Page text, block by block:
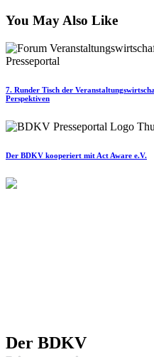
You May Also Like
7. Runder Tisch der
Perspektiven
Der BDKV kooperiert mit Act Aware e.V.
Der BDKV​